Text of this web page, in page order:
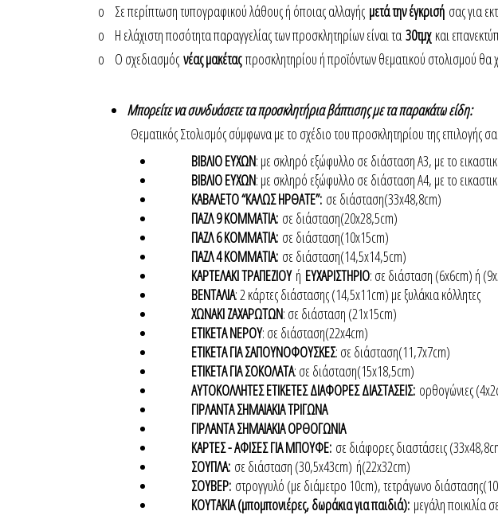
o Σε περίπτωση τυπογραφικού λάθους ή όποιας αλλαγής μετά την έγκρισή σας για
o Η ελάχιστη ποσότητα παραγγελίας των προσκλητηρίων είναι τα30τμχ και
o Ο σχεδιασμός νέας μακέταςπροσκλητηρίου ή προϊόντων θεματικού στολισμού θα
Μπορείτε να συνδυάσετε τα προσκλητήρια βάπτισης με τα παρακάτω είδη:
Θεματικός Στολισμός σύμφωνα με το σχέδιο του προσκλητηρίου της επιλογής
ΒΙΒΛΙΟ ΕΥΧΩΝ: με σκληρό εξώφυλλο σε διάσταση Α3, με το
ΒΙΒΛΙΟ ΕΥΧΩΝ: με σκληρό εξώφυλλο σε διάσταση Α4, με το
ΚΑΒΑΛΕΤΟ “ΚΑΛΩΣ ΗΡΘΑΤΕ”: σε διάσταση(33x48,8cm)
ΠΑΖΛ 9 ΚΟΜΜΑΤΙΑ: σε διάσταση(20x28,5cm)
ΠΑΖΛ 6 ΚΟΜΜΑΤΙΑ: σε διάσταση(10x15cm)
ΠΑΖΛ 4 ΚΟΜΜΑΤΙΑ: σε διάσταση(14,5x14,5cm)
ΚΑΡΤΕΛΑΚΙ ΤΡΑΠΕΖΙΟΥ ή ΕΥΧΑΡΙΣΤΗΡΙΟ: σε διάσταση (6x6cm) ή
ΒΕΝΤΑΛΙΑ: 2 κάρτες διάστασης (14,5x11cm) με ξυλάκια κόλλητες
ΧΩΝΑΚΙ ΖΑΧΑΡΩΤΩΝ: σε διάσταση (21x15cm)
ΕΤΙΚΕΤΑ ΝΕΡΟΥ: σε διάσταση(22x4cm)
ΕΤΙΚΕΤΑ ΓΙΑ ΣΑΠΟΥΝΟΦΟΥΣΚΕΣ: σε διάσταση(11,7x7cm)
ΕΤΙΚΕΤΑ ΓΙΑ ΣΟΚΟΛΑΤΑ: σε διάσταση(15x18,5cm)
ΑΥΤΟΚΟΛΛΗΤΕΣ ΕΤΙΚΕΤΕΣ ΔΙΑΦΟΡΕΣ ΔΙΑΣΤΑΣΕΙΣ: ορθογώνιες
ΓΙΡΛΑΝΤΑ ΣΗΜΑΙΑΚΙΑ ΤΡΙΓΩΝΑ
ΓΙΡΛΑΝΤΑ ΣΗΜΑΙΑΚΙΑ ΟΡΘΟΓΩΝΙΑ
ΚΑΡΤΕΣ - ΑΦΙΣΕΣ ΓΙΑ ΜΠΟΥΦΕ: σε διάφορες διαστάσεις
ΣΟΥΠΛΑ: σε διάσταση (30,5x43cm) ή(22x32cm)
ΣΟΥΒΕΡ: στρογγυλό (με διάμετρο 10cm), τετράγωνο
ΚΟΥΤΑΚΙΑ (μπομπονιέρες, δωράκια για παιδιά): μεγάλη ποικιλία